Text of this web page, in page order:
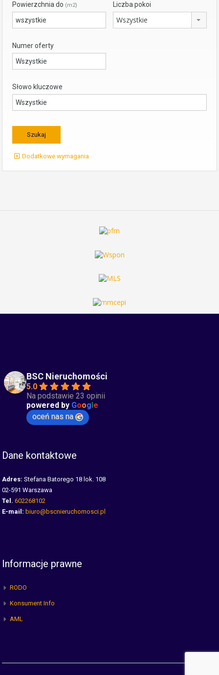
Powierzchnia do (m2) Liczba pokoi
Wszystkie
Numer oferty
Słowo kluczowe
Dodatkowe wymagania
BSC Nieruchomości
5.0
Na podstawie 23 opinii
powered by Google
oceń nas na
Dane kontaktowe
Adres: Stefana Batorego 18 lok. 108
02-591 Warszawa
Tel. 602268102
E-mail: biuro@bscnieruchomosci.pl
Informacje prawne
RODO
Konsument Info
AML